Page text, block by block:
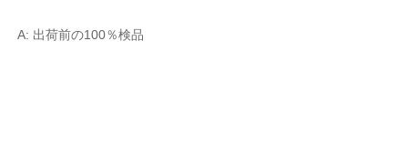
A: 出荷前の100％検品